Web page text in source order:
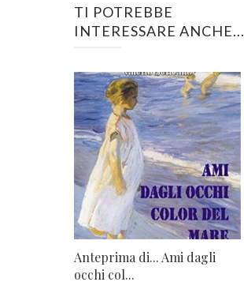
TI POTREBBE
INTERESSARE ANCHE...
Anteprima di... Ami dagli
occhi col...